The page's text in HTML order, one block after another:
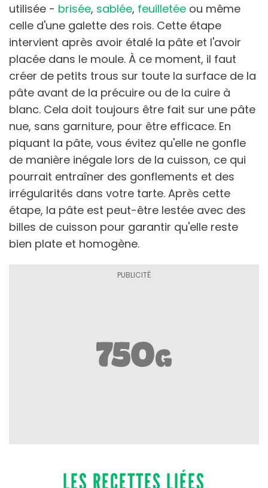
utilisée - brisée, sablée, feuilletée ou même
celle d'une galette des rois. Cette étape
intervient après avoir étalé la pâte et l'avoir
placée dans le moule. À ce moment, il faut
créer de petits trous sur toute la surface de la
pâte avant de la précuire ou de la cuire à
blanc. Cela doit toujours être fait sur une pâte
nue, sans garniture, pour être efficace. En
piquant la pâte, vous évitez qu'elle ne gonfle
de manière inégale lors de la cuisson, ce qui
pourrait entraîner des gonflements et des
irrégularités dans votre tarte. Après cette
étape, la pâte est peut-être lestée avec des
billes de cuisson pour garantir qu'elle reste
bien plate et homogène.
LES RECETTES LIÉES